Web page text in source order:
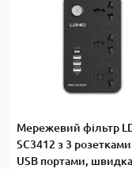
Мережевий фільтр
SC3412 з 3 розетками
USB портами, швидка